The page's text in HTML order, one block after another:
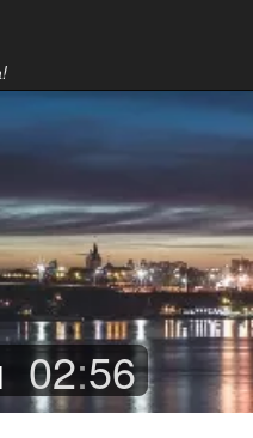
02:56